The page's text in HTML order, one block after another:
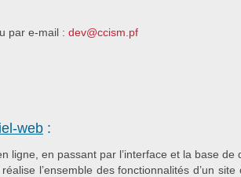
par e-mail : dev@ccism.pf
web :
ligne, en passant par l’interface et la base
l’ensemble des fonctionnalités d’un